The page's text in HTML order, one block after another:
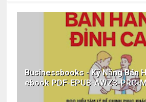
Businessbooks - Kỹ Năng Bán
ebook PDF-EPUB-AWZ3-PRC-